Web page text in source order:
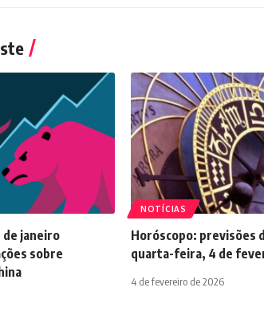
de janeiro
sobre
NOTÍCIAS
Horóscopo: previsões
quarta-feira, 4 de
4 de fevereiro de 2026